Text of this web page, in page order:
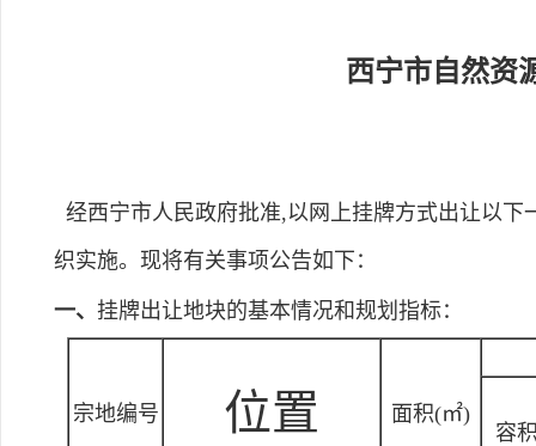
西宁市自然资
经西宁市人民政府批准,以网上挂牌方式出让以
织实施。现将有关事项公告如下：
一、 挂牌出让地块的基本情况和规划指标：
宗地编号 位置
面积(㎡)
容